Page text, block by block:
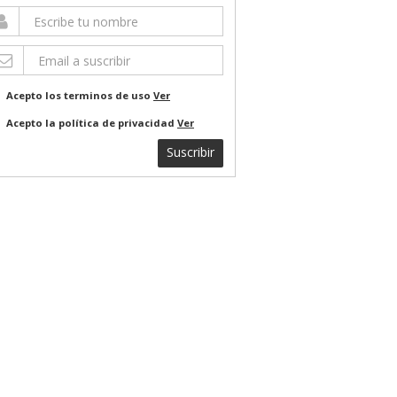
Acepto los terminos de uso Ver
Acepto la política de privacidad Ver
Suscribir